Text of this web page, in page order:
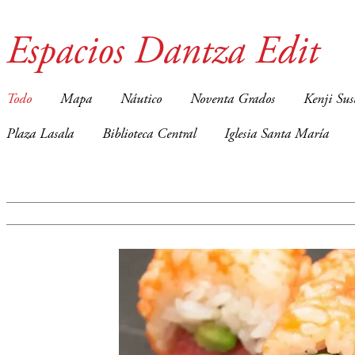
Espacios Dantza Edit
Todo Mapa Náutico Noventa Grados Kenji
Plaza Lasala Biblioteca Central Iglesia Santa María